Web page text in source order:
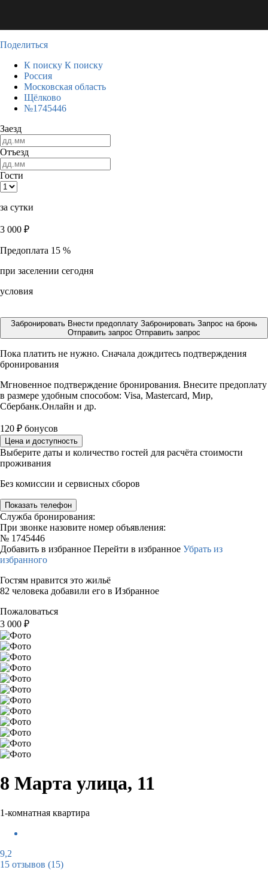
Поделиться
К поиску К поиску
Россия
Московская область
Щёлково
№1745446
Заезд
Отъезд
Гости
за сутки
3 000 ₽
Предоплата 15 %
при заселении сегодня
условия
Забронировать Внести предоплату Забронировать Запрос на бронь
Отправить запрос Отправить запрос
Пока платить не нужно. Сначала дождитесь подтверждения
бронирования
Мгновенное подтверждение бронирования. Внесите предоплату
в размере удобным способом: Visa, Mastercard, Мир,
Сбербанк.Онлайн и др.
120 ₽ бонусов
Цена и доступность
Выберите даты и количество гостей для расчёта стоимости
проживания
Без комиссии и сервисных сборов
Показать телефон
Служба бронирования:
При звонке назовите номер объявления:
№ 1745446
Добавить в избранное Перейти в избранное Убрать из
избранного
Гостям нравится это жильё
82 человека добавили его в Избранное
Пожаловаться
3 000 ₽
8 Марта улица, 11
1-комнатная квартира
9,2
15 отзывов (15)